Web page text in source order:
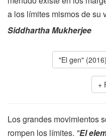
a los límites mismos de su
Siddhartha Mukherjee
"El gen" (2016)
Los grandes movimientos
rompen los límites. "El